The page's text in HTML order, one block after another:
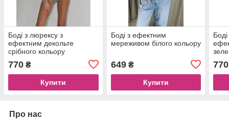
Боді з люрексу з
ефектним декольте
срібного кольору
770 ₴
Купити
Боді з ефектним
мереживом білого кольору
649₴
Купити
770
Про нас